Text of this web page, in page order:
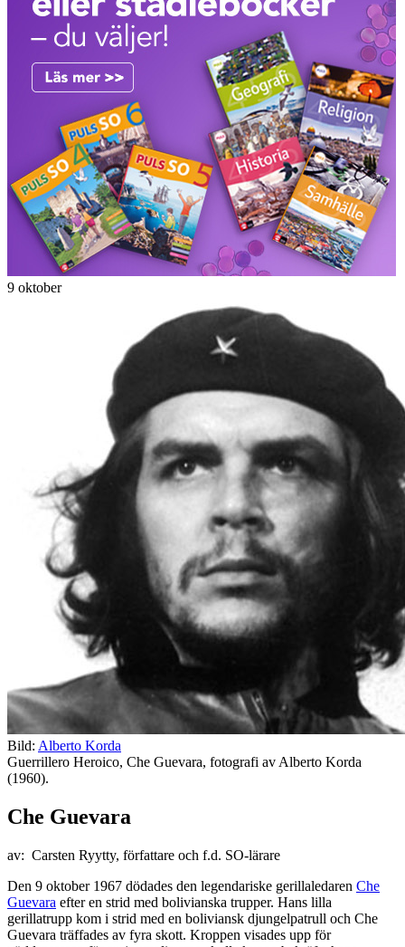
9 oktober
Bild: Alberto Korda
Guerrillero Heroico, Che Guevara, fotografi av Alberto Korda
(1960).
Che Guevara
av: Carsten Ryytty, författare och f.d. SO-lärare
Den 9 oktober 1967 dödades den legendariske gerillaledaren Che
Guevara efter en strid med bolivianska trupper. Hans lilla
gerillatrupp kom i strid med en boliviansk djungelpatrull och Che
Guevara träffades av fyra skott. Kroppen visades upp för